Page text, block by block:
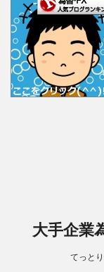
大手企業
てっと